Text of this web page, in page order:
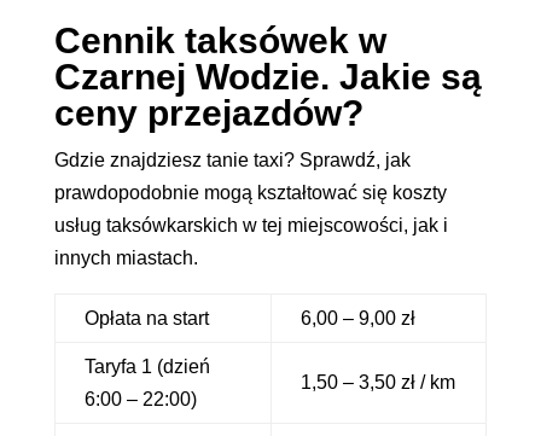
Cennik taksówek w
Czarnej Wodzie. Jakie są
ceny przejazdów?
Gdzie znajdziesz tanie taxi? Sprawdź, jak
prawdopodobnie mogą kształtować się koszty
usług taksówkarskich w tej miejscowości, jak i
innych miastach.
Opłata na start 6,00 – 9,00 zł
Taryfa 1 (dzień
6:00 – 22:00)
1,50 – 3,50 zł / km